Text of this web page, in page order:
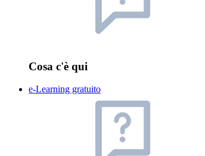
Cosa c'è qui
e-Learning gratuito